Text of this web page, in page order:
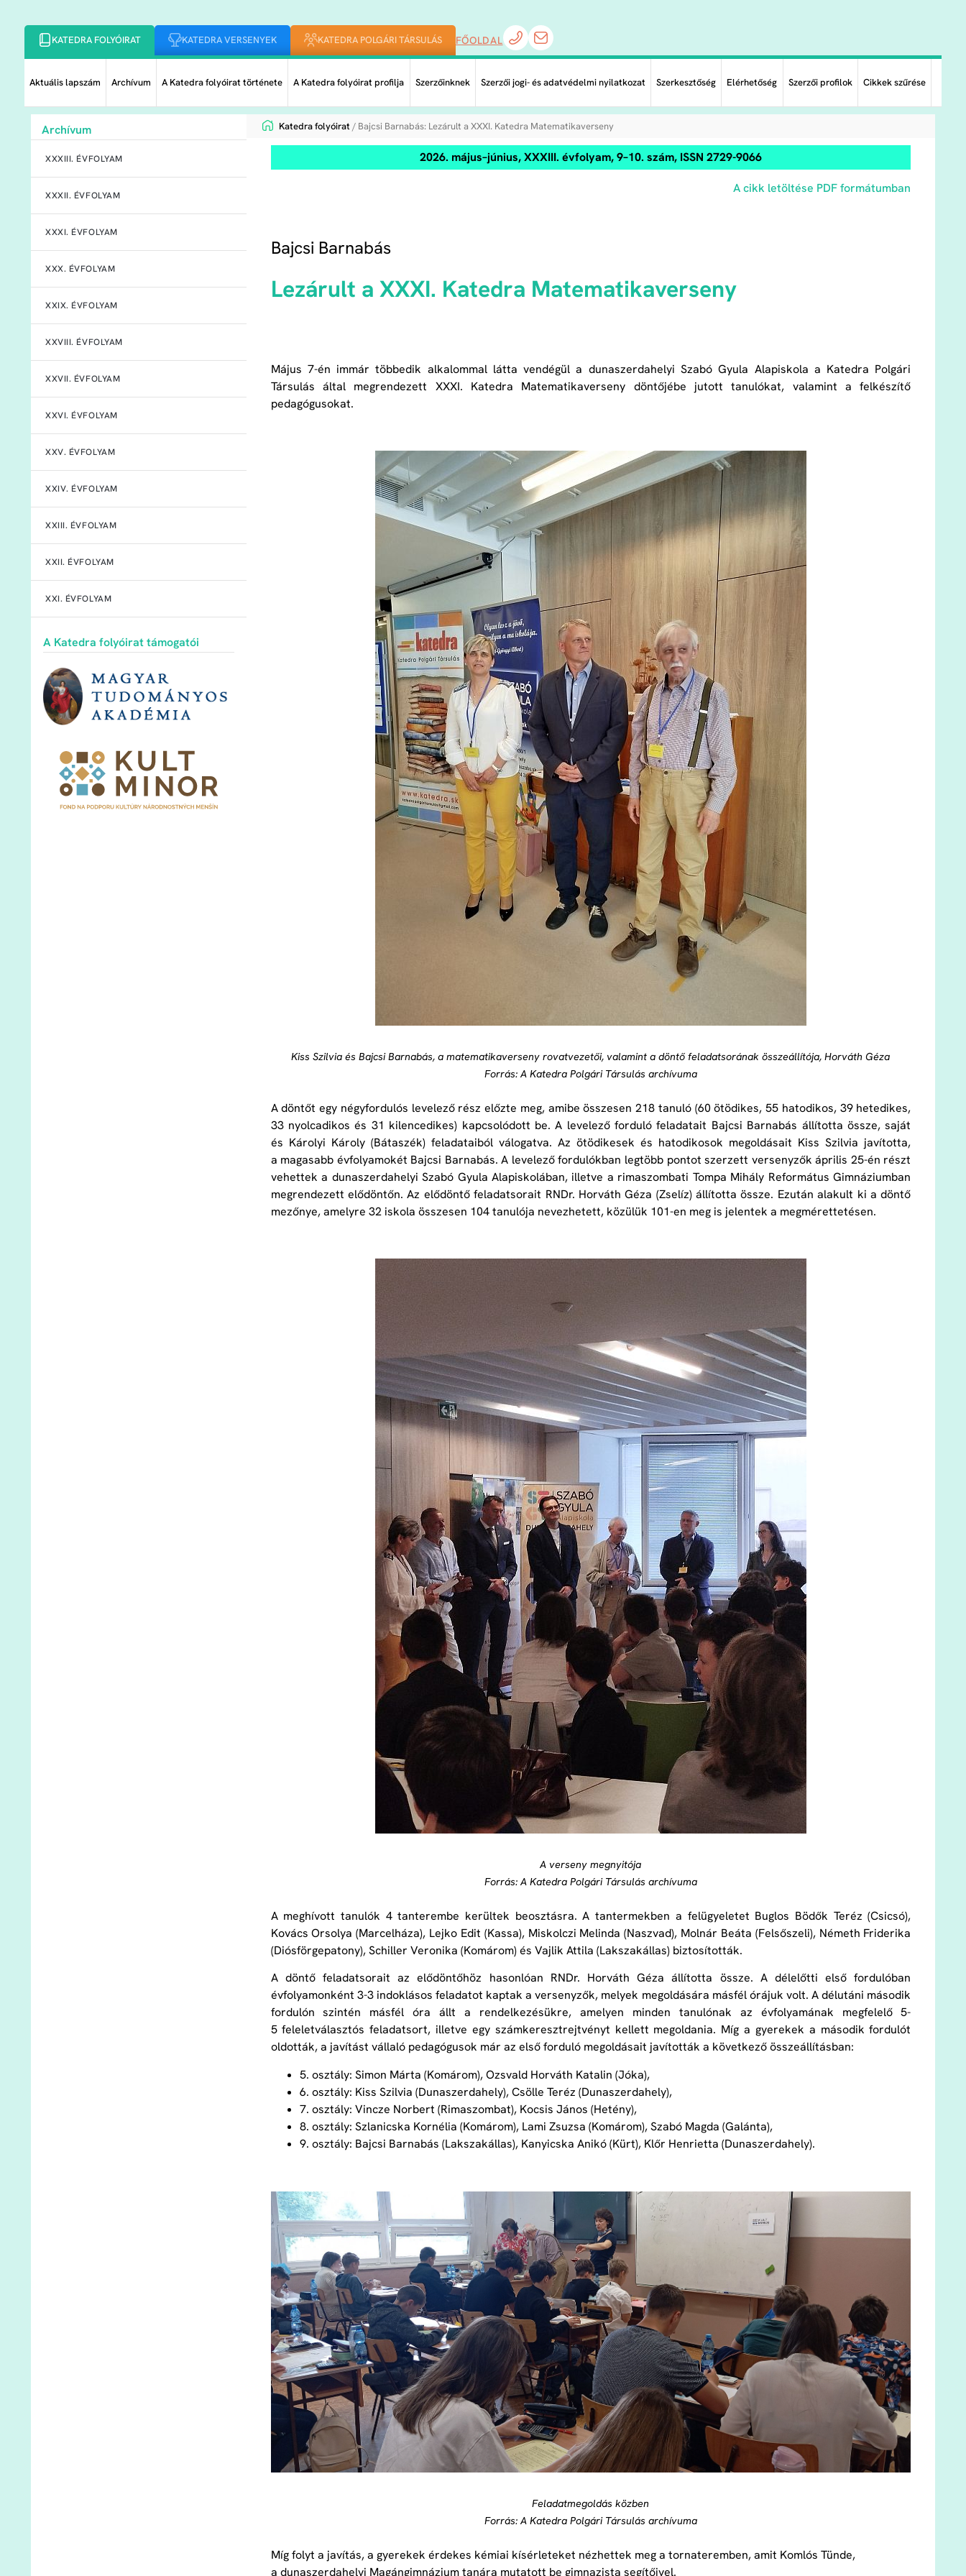
KATEDRA FOLYÓIRAT KATEDRA VERSENYEK KATEDRA POLGÁRI TÁRSULÁS FŐOLDAL
Aktuális lapszám Archívum A Katedra folyóirat története A Katedra folyóirat profilja Szerzőinknek Szerzői jogi- és adatvédelmi nyilatkozat Szerkesztőség Elérhetőség Szerzői profilok Cikkek szűrése
Archívum
XXXIII. ÉVFOLYAM
XXXII. ÉVFOLYAM
XXXI. ÉVFOLYAM
XXX. ÉVFOLYAM
XXIX. ÉVFOLYAM
XXVIII. ÉVFOLYAM
XXVII. ÉVFOLYAM
XXVI. ÉVFOLYAM
XXV. ÉVFOLYAM
XXIV. ÉVFOLYAM
XXIII. ÉVFOLYAM
XXII. ÉVFOLYAM
XXI. ÉVFOLYAM
A Katedra folyóirat támogatói
Katedra folyóirat/ Bajcsi Barnabás: Lezárult a XXXI. Katedra Matematikaverseny
2026. május–június, XXXIII. évfolyam, 9–10. szám, ISSN 2729-9066
A cikk letöltése PDF formátumban
Bajcsi Barnabás
Lezárult a XXXI. Katedra Matematikaverseny
Május 7-én immár többedik alkalommal látta vendégül a dunaszerdahelyi Szabó Gyula Alapiskola a Katedra Polgári
Társulás által megrendezett XXXI. Katedra Matematikaverseny döntőjébe jutott tanulókat, valamint a felkészítő
pedagógusokat.
Kiss Szilvia és Bajcsi Barnabás, a matematikaverseny rovatvezetői, valamint a döntő feladatsorának összeállítója, Horváth Géza
Forrás: A Katedra Polgári Társulás archívuma
A döntőt egy négyfordulós levelező rész előzte meg, amibe összesen 218 tanuló (60 ötödikes, 55 hatodikos, 39 hetedikes,
33 nyolcadikos és 31 kilencedikes) kapcsolódott be. A levelező forduló feladatait Bajcsi Barnabás állította össze, saját
és Károlyi Károly (Bátaszék) feladataiból válogatva. Az ötödikesek és hatodikosok megoldásait Kiss Szilvia javította,
a magasabb évfolyamokét Bajcsi Barnabás. A levelező fordulókban legtöbb pontot szerzett versenyzők április 25-én részt
vehettek a dunaszerdahelyi Szabó Gyula Alapiskolában, illetve a rimaszombati Tompa Mihály Református Gimnáziumban
megrendezett elődöntőn. Az elődöntő feladatsorait RNDr. Horváth Géza (Zselíz) állította össze. Ezután alakult ki a döntő
mezőnye, amelyre 32 iskola összesen 104 tanulója nevezhetett, közülük 101-en meg is jelentek a megmérettetésen.
A verseny megnyitója
Forrás: A Katedra Polgári Társulás archívuma
A meghívott tanulók 4 tanterembe kerültek beosztásra. A tantermekben a felügyeletet Buglos Bödők Teréz (Csicsó),
Kovács Orsolya (Marcelháza), Lejko Edit (Kassa), Miskolczi Melinda (Naszvad), Molnár Beáta (Felsőszeli), Németh Friderika
(Diósförgepatony), Schiller Veronika (Komárom) és Vajlik Attila (Lakszakállas) biztosították.
A döntő feladatsorait az elődöntőhöz hasonlóan RNDr. Horváth Géza állította össze. A délelőtti első fordulóban
évfolyamonként 3-3 indoklásos feladatot kaptak a versenyzők, melyek megoldására másfél órájuk volt. A délutáni második
fordulón szintén másfél óra állt a rendelkezésükre, amelyen minden tanulónak az évfolyamának megfelelő 5-
5 feleletválasztós feladatsort, illetve egy számkeresztrejtvényt kellett megoldania. Míg a gyerekek a második fordulót
oldották, a javítást vállaló pedagógusok már az első forduló megoldásait javították a következő összeállításban:
5. osztály: Simon Márta (Komárom), Ozsvald Horváth Katalin (Jóka),
6. osztály: Kiss Szilvia (Dunaszerdahely), Csölle Teréz (Dunaszerdahely),
7. osztály: Vincze Norbert (Rimaszombat), Kocsis János (Hetény),
8. osztály: Szlanicska Kornélia (Komárom), Lami Zsuzsa (Komárom), Szabó Magda (Galánta),
9. osztály: Bajcsi Barnabás (Lakszakállas), Kanyicska Anikó (Kürt), Klőr Henrietta (Dunaszerdahely).
Feladatmegoldás közben
Forrás: A Katedra Polgári Társulás archívuma
Míg folyt a javítás, a gyerekek érdekes kémiai kísérleteket nézhettek meg a tornateremben, amit Komlós Tünde,
a dunaszerdahelyi Magángimnázium tanára mutatott be gimnazista segítőivel.